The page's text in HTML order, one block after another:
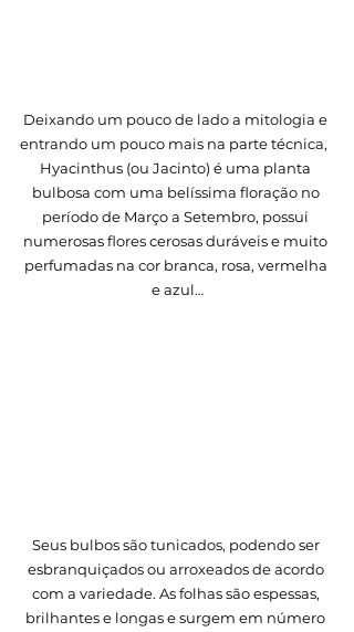
Deixando um pouco de lado a mitologia e
entrando um pouco mais na parte técnica,
Hyacinthus (ou Jacinto) é uma planta
bulbosa com uma belíssima floração no
período de Março a Setembro, possui
numerosas flores cerosas duráveis e muito
perfumadas na cor branca, rosa, vermelha
e azul…
Seus bulbos são tunicados, podendo ser
esbranquiçados ou arroxeados de acordo
com a variedade. As folhas são espessas,
brilhantes e longas e surgem em número